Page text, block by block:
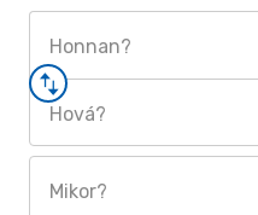
Honnan?
Hová?
Mikor?